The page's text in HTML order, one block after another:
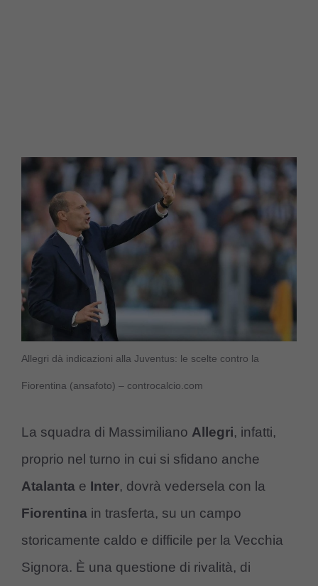
Allegri dà indicazioni alla Juventus: le scelte contro la
Fiorentina (ansafoto) – controcalcio.com
La squadra di Massimiliano Allegri, infatti,
proprio nel turno in cui si sfidano anche
Atalanta e Inter, dovrà vedersela con la
Fiorentina in trasferta, su un campo
storicamente caldo e difficile per la Vecchia
Signora. È una questione di rivalità, di